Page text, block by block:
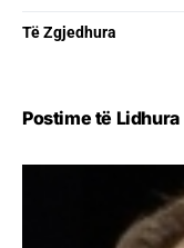
Të Zgjedhura
Postime të Lidhura